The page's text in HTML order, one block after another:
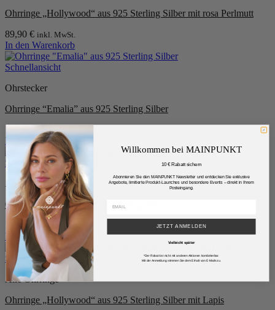
Ohrringe „Hollywood“ aus 925 Sterling Silber mit rosa Perlmutt
89,90 € inkl. MwSt.
In den Warenkorb
Schnellansicht
Ohrstecker
Ohrringe “Emalia” aus 925 Sterling Silber
104,90
inkl. MwSt.
In den Warenkorb
Schnellansicht
Alle Ohrringe
Creolen “London” aus 925 Sterling Silber
119,90€ inkl. MwSt.
In den Warenkorb
Schnellansicht
Alle Ohrringe
Ohrringe „Hollywood“ aus 925 Sterling Silber mit Lapis
Willkommen bei MAINPUNKT
10 € Rabatt sichern
Abonnieren Sie den MAINPUNKT Newsletter und entdecken Sie exklusive
Angebote, limitierte Produkt-Launches und besondere Events – direkt in Ihrem
Posteingang.
JETZT ANMELDEN
Vielleicht später
*Der Rabatt ist nicht mit anderen Aktionen kombinierbar.
Mit der Anmeldung stimmen Sie dem Erhalt von E-Mails zu.